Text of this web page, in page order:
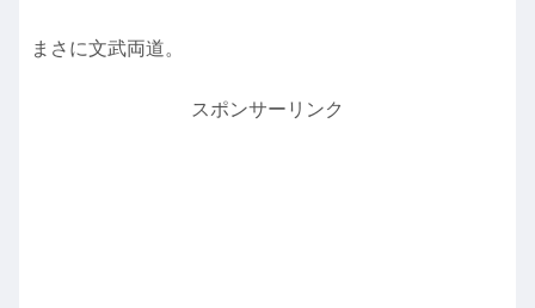
まさに文武両道。
スポンサーリンク